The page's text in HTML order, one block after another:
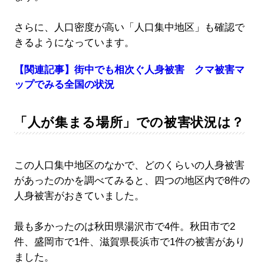
さらに、人口密度が高い「人口集中地区」も確認で
きるようになっています。
【関連記事】街中でも相次ぐ人身被害 クマ被害マ
ップでみる全国の状況
「人が集まる場所」での被害状況は？
この人口集中地区のなかで、どのくらいの人身被害
があったのかを調べてみると、四つの地区内で8件の
人身被害がおきていました。
最も多かったのは秋田県湯沢市で4件。秋田市で2
件、盛岡市で1件、滋賀県長浜市で1件の被害があり
ました。